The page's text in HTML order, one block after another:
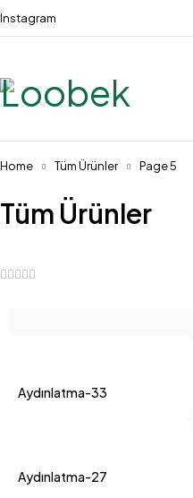
Instagram
Home Tüm Ürünler Page 5
Tüm Ürünler
Aydınlatma-33
Aydınlatma-27